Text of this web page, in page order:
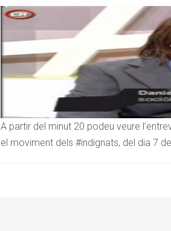
A partir del minut 20 podeu veure
el moviment dels #indignats, del dia 7